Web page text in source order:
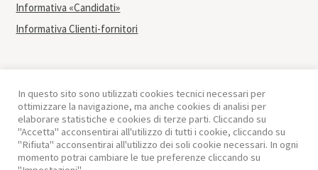
Informativa «Candidati»
Informativa Clienti-fornitori
Copyright © 2020 Consorzio del Prosciutto di Modena | Tutti i diritti
In questo sito sono utilizzati cookies tecnici necessari per
ottimizzare la navigazione, ma anche cookies di analisi per
elaborare statistiche e cookies di terze parti. Cliccando su
"Accetta" acconsentirai all'utilizzo di tutti i cookie, cliccando su
"Rifiuta" acconsentirai all'utilizzo dei soli cookie necessari. In ogni
momento potrai cambiare le tue preferenze cliccando su